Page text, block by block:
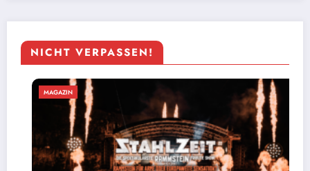
NICHT VERPASSEN!
MAGAZIN